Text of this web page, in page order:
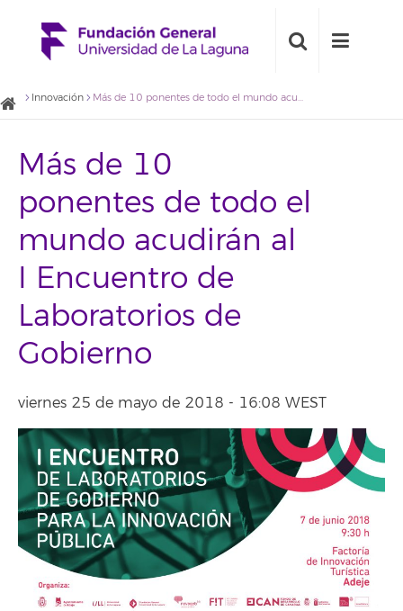
Innovación Más de 10 ponentes de todo el mundo acudirán al I Encuentro de Laboratorios de Gobierno
Más de 10
ponentes de todo el
mundo acudirán al
I Encuentro de
Laboratorios de
Gobierno
viernes 25 de mayo de 2018 - 16:08 WEST